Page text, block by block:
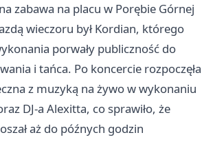
zabawa na placu w Porębie Górnej
wieczoru był Kordian, którego
porwały publiczność do
i tańca. Po koncercie rozpoczęła
z muzyką na żywo w wykonaniu
DJ-a Alexitta, co sprawiło, że
aż do późnych godzin